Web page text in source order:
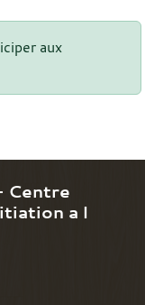
aux
Centre
a l